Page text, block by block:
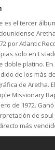
es el tercer
por Atlantic
solo en
doble platino. En
de los más
de Aretha.
Missionary
de 1972.
de soul
más